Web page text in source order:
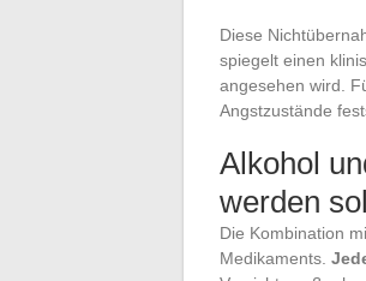
Diese
spiegelt einen
angesehen wird.
Angstzustände
Alkohol
werden
Die Kombination
Medikaments.